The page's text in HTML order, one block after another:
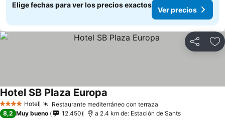
Elige fechas para ver los precios exactos
Ver precios
Compartir
4 EstrellasHotel Restaurante mediterráneo con terraza
Hotel SB Plaza Europa
8,2 Muy bueno 12.450 a 2.4 km de: Estación de Sants